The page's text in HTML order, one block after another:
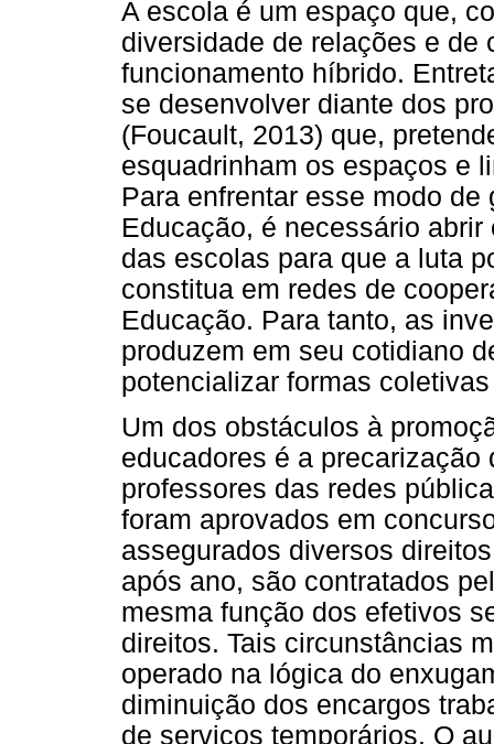
A escola é um espaço que,
diversidade de relações e de
funcionamento híbrido.
se desenvolver diante dos
(Foucault, 2013) que,
esquadrinham os espaços e
Para enfrentar esse modo
Educação, é necessário
das escolas para que a luta
constitua em redes de
Educação. Para tanto, as
produzem em seu cotidiano
potencializar formas
Um dos obstáculos à
educadores é a
professores das redes
foram aprovados em
assegurados diversos
após ano, são contratados
mesma função dos efetivos
direitos. Tais circunstâncias
operado na lógica do
diminuição dos encargos
de serviços temporários. O